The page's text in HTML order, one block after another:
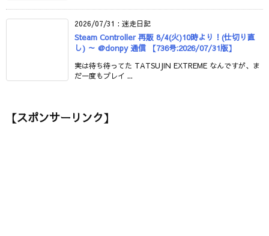
2026/07/31 : 迷走日記
Steam Controller 再販 8/4(火)10時より！(仕切り直
し) ～ @donpy 通信 【736号:2026/07/31版】
実は待ち待ってた TATSUJIN EXTREME なんですが、ま
だ一度もプレイ ...
【スポンサーリンク】